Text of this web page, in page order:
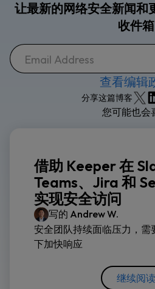
让最新的网络安全新闻和
收件箱
查看编辑
分享这篇博客
您可能也会
借助 Keeper 在
Teams、Jira 和
实现安全访问
写的 Andrew W.
安全团队持续面临压力，需
下加快响应
继续阅读